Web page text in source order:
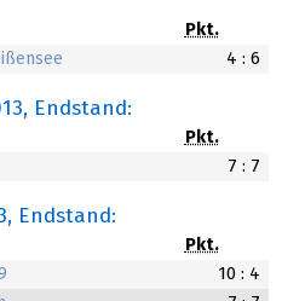
Pkt.
4 : 6
, Endstand:
Pkt.
7 : 7
, Endstand:
Pkt.
10 : 4